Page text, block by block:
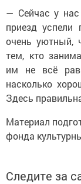
— Сейчас у
приезд успели
очень уютный,
тем, кто
им не всё
насколько
Здесь
Материал
фонда
Следите за